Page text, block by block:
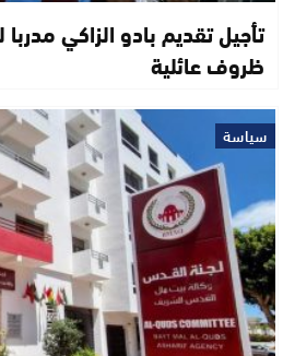
تأجيل تقديم بادو الزاكي
ظروف عائلية
سياسة